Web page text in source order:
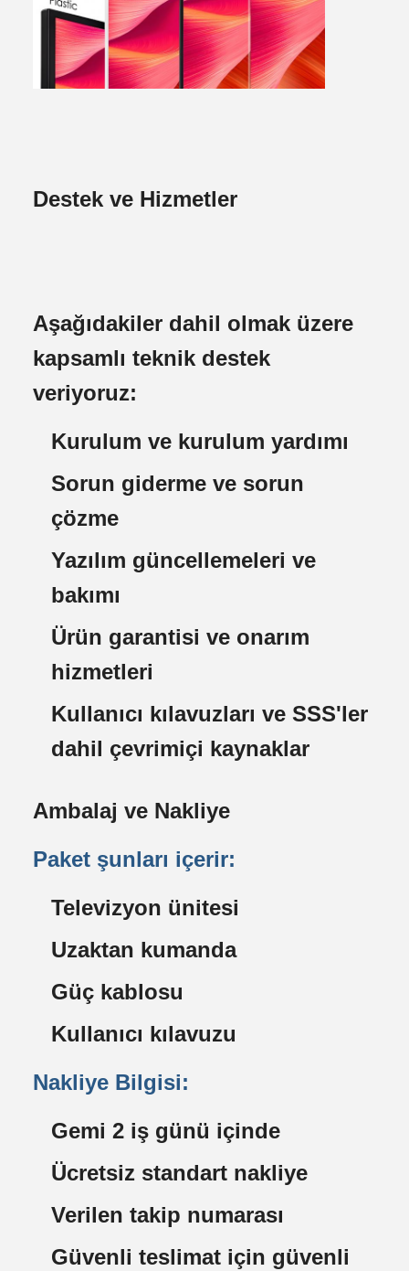
Destek ve Hizmetler
Aşağıdakiler dahil olmak üzere
kapsamlı teknik destek
veriyoruz:
Kurulum ve kurulum yardımı
Sorun giderme ve sorun
çözme
Yazılım güncellemeleri ve
bakımı
Ürün garantisi ve onarım
hizmetleri
Kullanıcı kılavuzları ve SSS'ler
dahil çevrimiçi kaynaklar
Ambalaj ve Nakliye
Paket şunları içerir:
Televizyon ünitesi
Uzaktan kumanda
Güç kablosu
Kullanıcı kılavuzu
Nakliye Bilgisi:
Gemi 2 iş günü içinde
Ücretsiz standart nakliye
Verilen takip numarası
Güvenli teslimat için güvenli